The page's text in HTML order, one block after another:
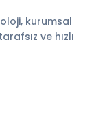
kurumsal
ve hızlı